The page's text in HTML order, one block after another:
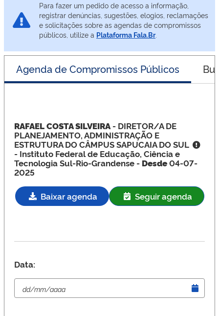
Para fazer um pedido de acesso a informação,
registrar denúncias, sugestões, elogios, reclamações
e solicitações sobre as agendas de compromissos
públicos, utilize a Plataforma Fala.Br.
Agenda de Compromissos Públicos
RAFAEL COSTA SILVEIRA - DIRETOR/A DE
PLANEJAMENTO, ADMINISTRAÇÃO E
ESTRUTURA DO CÂMPUS SAPUCAIA DO SUL
- Instituto Federal de Educação, Ciência e
Tecnologia Sul-Rio-Grandense - Desde04-07-
2025
Baixar agenda Seguir agenda
Data: